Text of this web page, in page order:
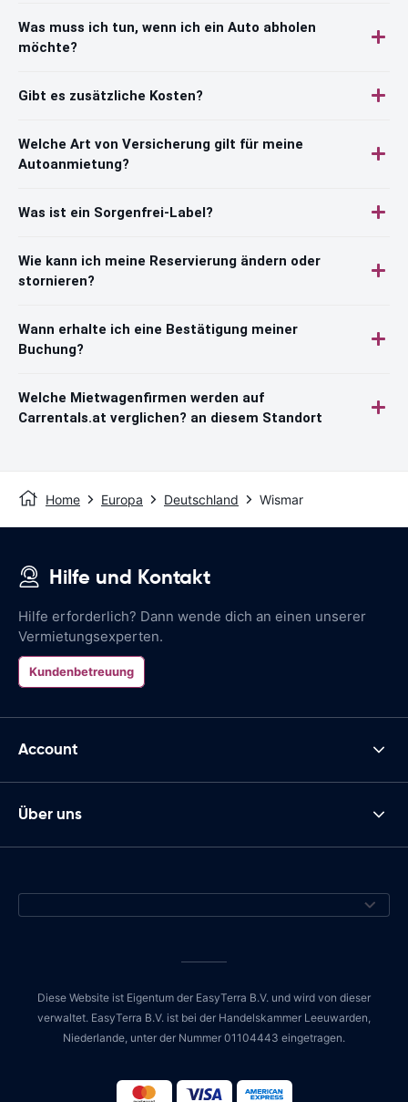
Was muss ich tun, wenn ich ein Auto abholen
möchte?
Gibt es zusätzliche Kosten?
Welche Art von Versicherung gilt für meine
Autoanmietung?
Was ist ein Sorgenfrei-Label?
Wie kann ich meine Reservierung ändern oder
stornieren?
Wann erhalte ich eine Bestätigung meiner
Buchung?
Welche Mietwagenfirmen werden auf
Carrentals.at verglichen? an diesem Standort
Home Europa Deutschland Wismar
Hilfe und Kontakt
Hilfe erforderlich? Dann wende dich an einen unserer
Vermietungsexperten.
Kundenbetreuung
Account
Über uns
Diese Website ist Eigentum der EasyTerra B.V. und wird von dieser
verwaltet. EasyTerra B.V. ist bei der Handelskammer Leeuwarden,
Niederlande, unter der Nummer 01104443 eingetragen.